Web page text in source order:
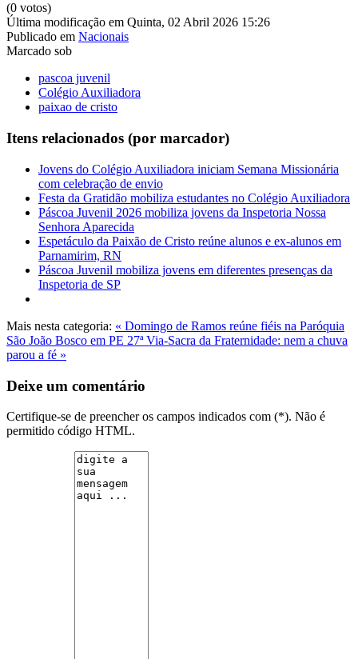
(0 votos)
Última modificação em Quinta, 02 Abril 2026 15:26
Publicado em Nacionais
Marcado sob
pascoa juvenil
Colégio Auxiliadora
paixao de cristo
Itens relacionados (por marcador)
Jovens do Colégio Auxiliadora iniciam Semana Missionária
com celebração de envio
Festa da Gratidão mobiliza estudantes no Colégio Auxiliadora
Páscoa Juvenil 2026 mobiliza jovens da Inspetoria Nossa
Senhora Aparecida
Espetáculo da Paixão de Cristo reúne alunos e ex-alunos em
Parnamirim, RN
Páscoa Juvenil mobiliza jovens em diferentes presenças da
Inspetoria de SP
Mais nesta categoria: « Domingo de Ramos reúne fiéis na Paróquia
São João Bosco em PE 27ª Via-Sacra da Fraternidade: nem a chuva
parou a fé »
Deixe um comentário
Certifique-se de preencher os campos indicados com (*). Não é
permitido código HTML.